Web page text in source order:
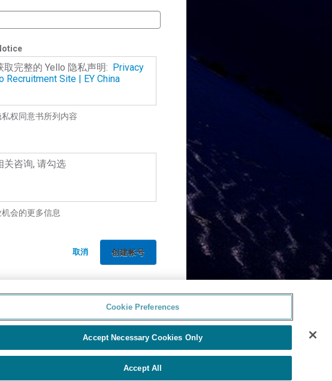
取完整的 Yello 隐私声明: Privacy
Recruitment Site | EY China
权同意书所列内容
关咨询, 请勾选
会的更多信息
取消
Cookie Preferences
Accept Necessary Cookies Only
Accept All